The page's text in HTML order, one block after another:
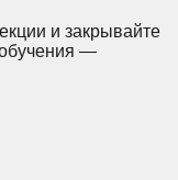
и закрывайте
—